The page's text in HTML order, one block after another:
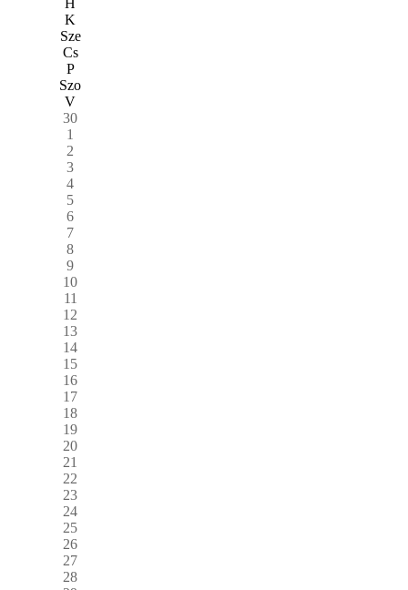
K
Sze
Cs
P
Szo
V
30
1
2
3
4
5
6
7
8
9
10
11
12
13
14
15
16
17
18
19
20
21
22
23
24
25
26
27
28